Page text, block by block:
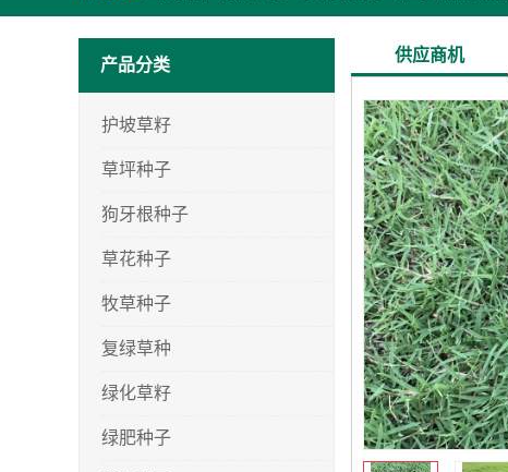
产品分类
护坡草籽
草坪种子
狗牙根种子
草花种子
牧草种子
复绿草种
绿化草籽
绿肥种子
供应商机